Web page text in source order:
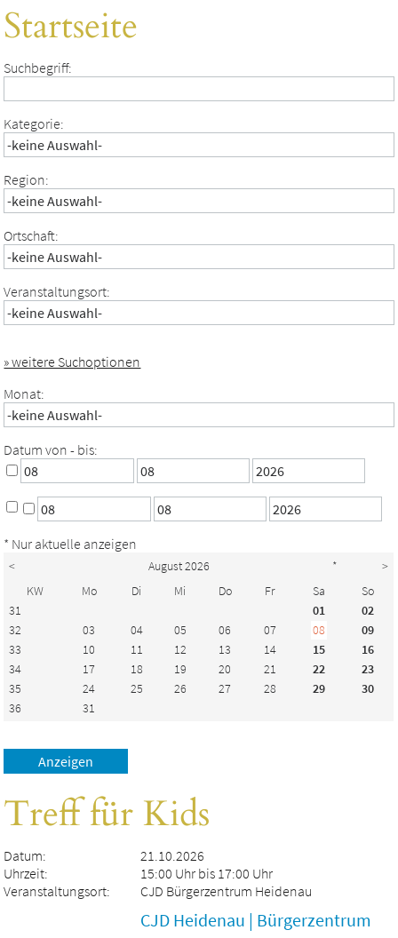
Startseite
Suchbegriff:
Kategorie:
Region:
Ortschaft:
Veranstaltungsort:
» weitere Suchoptionen
Monat:
Datum von - bis:
* Nur aktuelle anzeigen
< August 2026 *
>
KW
Mo Di Mi Do Fr Sa
So
31
01
02
32
03 04 05 06 07 08
09
33
10 11 12 13 14 15
16
34
17 18 19 20 21 22
23
35
24 25 26 27 28 29
30
36
31
Treff für Kids
Datum:
21.10.2026
Uhrzeit:
15:00 Uhr bis 17:00 Uhr
Veranstaltungsort:
CJD Bürgerzentrum Heidenau
CJD Heidenau | Bürgerzentrum